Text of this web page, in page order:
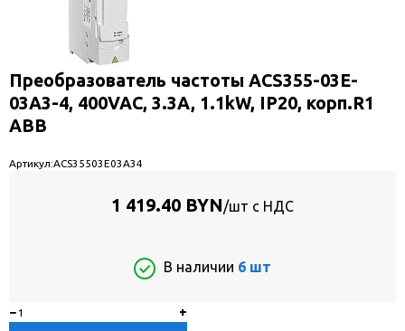
Преобразователь частоты ACS355-03E-
03A3-4, 400VAC, 3.3A, 1.1kW, IP20, корп.R1
ABB
Артикул:ACS35503E03A34
1 419.40 BYN/шт с НДС
В наличии 6 шт
−
+